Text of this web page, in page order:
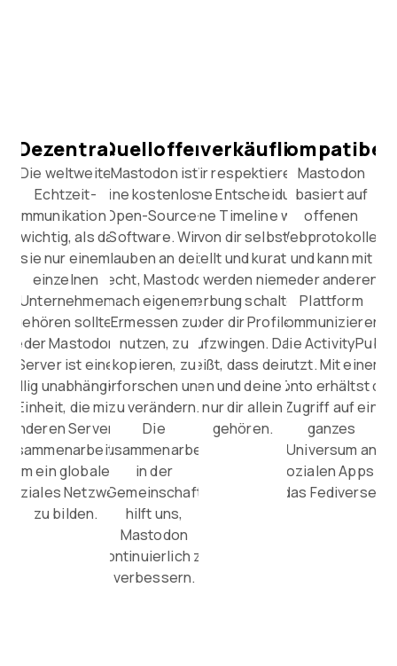
Dezentral
Die weltweite
Echtzeit-
Kommunikation ist
zu wichtig, als dass
sie nur einem
einzelnen
Unternehmen
gehören sollte.
Jeder Mastodon-
Server ist eine
völlig unabhängige
Einheit, die mit
anderen Servern
zusammenarbeitet,
um ein globales
soziales Netzwerk
zu bilden.
Quelloffen
Mastodon ist
eine kostenlose
Open-Source-
Software. Wir
glauben an dein
Recht, Mastodon
nach eigenem
Ermessen zu
nutzen, zu
kopieren, zu
erforschen und
zu verändern.
Die
Zusammenarbeit
in der
Gemeinschaft
hilft uns,
Mastodon
kontinuierlich zu
verbessern.
Unverkäuflich
Wir respektieren
deine Entscheidung.
Deine Timeline wird
von dir selbst
erstellt und kuratiert.
Wir werden niemals
Werbung schalten
oder dir Profile
aufzwingen. Das
heißt, dass deine
Daten und deine Zeit
nur dir allein
gehören.
Kompatibel
Mastodon
basiert auf
offenen
Webprotokollen
und kann mit
jeder anderen
Plattform
kommunizieren,
die ActivityPub
nutzt. Mit einem
Konto erhältst du
Zugriff auf ein
ganzes
Universum an
sozialen Apps –
das Fediverse.